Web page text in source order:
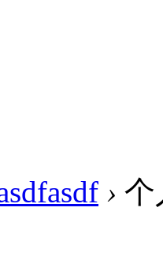
› 个